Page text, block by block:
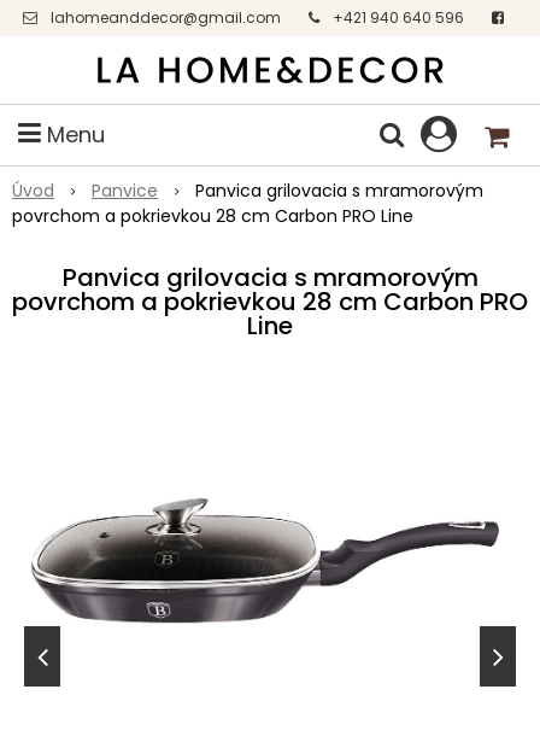
lahomeanddecor@gmail.com
+421 940 640 596
Facebook
Menu
Úvod Panvice
Panvica grilovacia s mramorovým
povrchom a pokrievkou 28 cm Carbon PRO Line
Panvica grilovacia s mramorovým
povrchom a pokrievkou 28 cm Carbon PRO
Line